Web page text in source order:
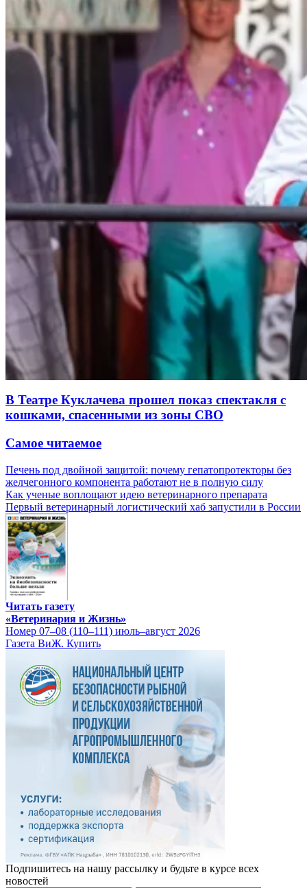
В Театре Куклачева прошел показ спектакля с
кошками, спасенными из зоны СВО
Самое читаемое
Печень под двойной защитой: почему гепатопротекторы без
желчегонного компонента работают не в полную силу
Как ученые воплощают идею ветеринарного препарата
Первый ветеринарный логистический хаб запустили в России
Читать газету
«Ветеринария и Жизнь»
Номер 07–08 (110–111) июль–август 2026
Газета ВиЖ. Купить
Подпишитесь на нашу рассылку и будьте в курсе всех
новостей